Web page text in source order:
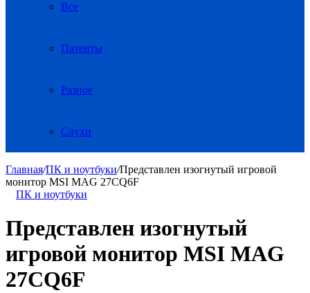
Все
Патенты
Разное
Слухи
Главная/ПК и ноутбуки/Представлен изогнутый игровой
монитор MSI MAG 27CQ6F
ПК и ноутбуки
Представлен изогнутый
игровой монитор MSI MAG
27CQ6F